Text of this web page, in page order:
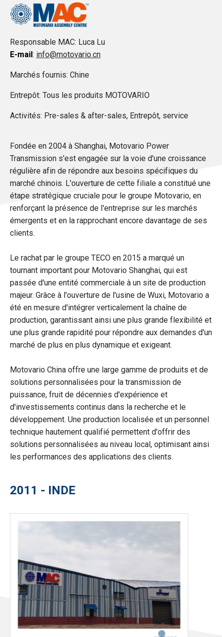
Responsable MAC: Luca Lu
E-mail: info@motovario.cn
Marchés fournis: Chine
Entrepôt: Tous les produits MOTOVARIO
Activités: Pre-sales & after-sales, Entrepôt, service
Fondée en 2004 à Shanghai, Motovario Power
Transmission s'est engagée sur la voie d'une croissance
régulière afin de répondre aux besoins spécifiques du
marché chinois. L'ouverture de cette filiale a constitué une
étape stratégique cruciale pour le groupe Motovario, en
renforçant la présence de l'entreprise sur les marchés
émergents et en la rapprochant encore davantage de ses
clients.
Le rachat par le groupe TECO en 2015 a marqué un
tournant important pour Motovario Shanghai, qui est
passée d'une entité commerciale à un site de production
majeur. Grâce à l'ouverture de l'usine de Wuxi, Motovario a
été en mesure d'intégrer verticalement la chaîne de
production, garantissant ainsi une plus grande flexibilité et
une plus grande rapidité pour répondre aux demandes d'un
marché de plus en plus dynamique et exigeant.
Motovario China offre une large gamme de produits et de
solutions personnalisées pour la transmission de
puissance, fruit de décennies d'expérience et
d'investissements continus dans la recherche et le
développement. Une production localisée et un personnel
technique hautement qualifié permettent d'offrir des
solutions personnalisées au niveau local, optimisant ainsi
les performances des applications des clients.
2011 - INDE